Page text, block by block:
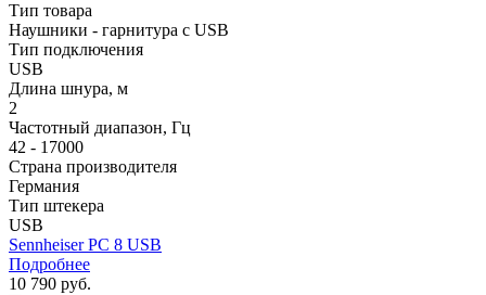
Тип товара
Наушники - гарнитура с USB
Тип подключения
USB
Длина шнура, м
2
Частотный диапазон, Гц
42 - 17000
Страна производителя
Германия
Тип штекера
USB
Sennheiser PC 8 USB
Подробнее
10 790 руб.